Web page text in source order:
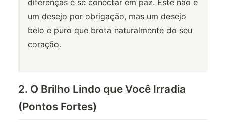
um desejo por obrigação, mas um desejo
belo e puro que brota naturalmente do seu
coração.
2. O Brilho Lindo que Você Irradia
(Pontos Fortes)